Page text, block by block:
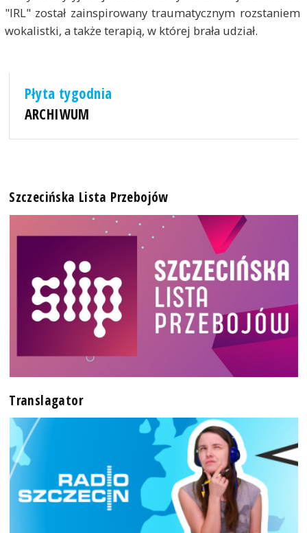
"IRL" został zainspirowany traumatycznym rozstaniem
wokalistki, a także terapią, w której brała udział.
Płyta tygodnia
ARCHIWUM
Szczecińska Lista Przebojów
Translagator